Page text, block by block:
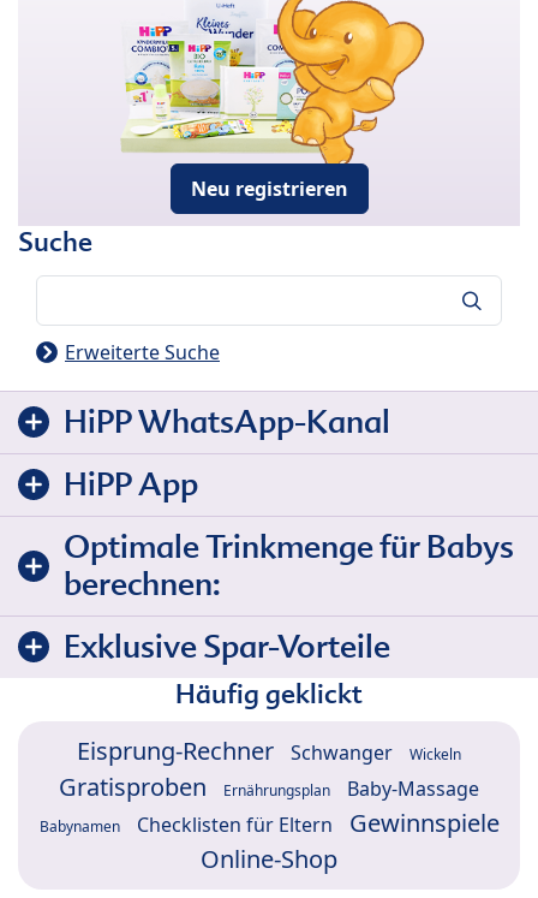
Neu registrieren
Suche
Erweiterte Suche
HiPP WhatsApp-Kanal
HiPP App
Optimale Trinkmenge für Babys
berechnen:
Exklusive Spar-Vorteile
Häufig geklickt
Eisprung-Rechner Schwanger Wickeln
Gratisproben Ernährungsplan Baby-Massage
Babynamen Checklisten für Eltern
Gewinnspiele
Online-Shop